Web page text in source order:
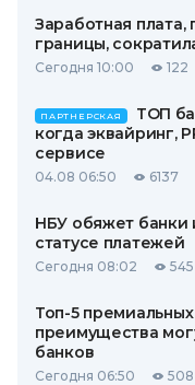
Заработная
границы,
Сегодня 10:00 122
ПАРТНЕРСКАЯ
ТОП
когда эквайринг,
сервисе
04.08 06:50 6137
НБУ обяжет банки
статусе платежей
Сегодня 08:02 545
Топ-5
преимущества
банков
Сегодня 06:50 508